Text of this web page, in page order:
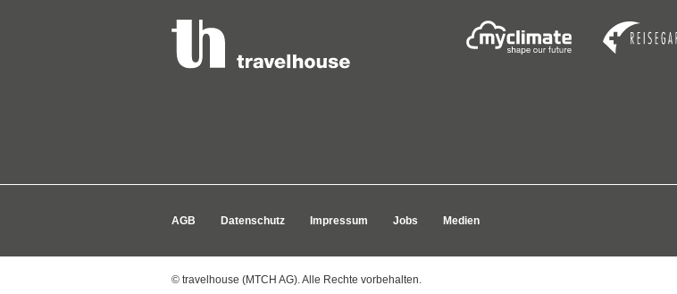
AGB Datenschutz Impressum Jobs Medien
© travelhouse (MTCH AG). Alle Rechte vorbehalten.